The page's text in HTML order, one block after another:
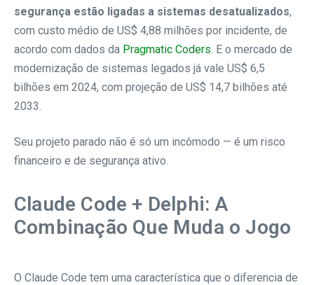
segurança estão ligadas a sistemas desatualizados,
com custo médio de US$ 4,88 milhões por incidente, de
acordo com dados da Pragmatic Coders. E o mercado de
modernização de sistemas legados já vale US$ 6,5
bilhões em 2024, com projeção de US$ 14,7 bilhões até
2033.
Seu projeto parado não é só um incômodo — é um risco
financeiro e de segurança ativo.
Claude Code + Delphi: A
Combinação Que Muda o Jogo
O Claude Code tem uma característica que o diferencia de